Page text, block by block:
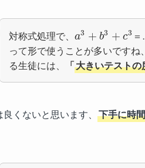
対称式処理で、 a3 + b3 + c3
って形で使うことが多いです
る生徒には、
「大きいテスト
くないと思います、 下手に時